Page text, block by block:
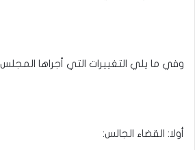
وفي ما يلي التغييرات التي أجراها المجلس
أولا: القضاء الجالس: